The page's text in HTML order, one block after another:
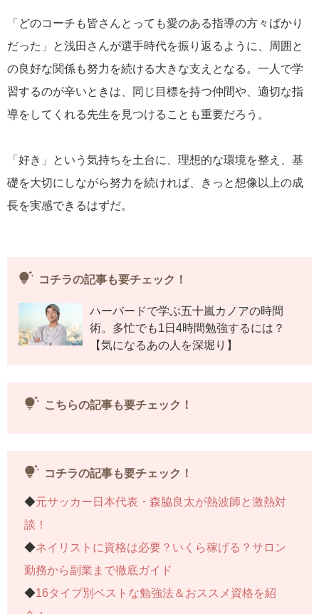
「どのコーチも皆さんとっても愛のある指導の方々ばかり
だった」と浅田さんが選手時代を振り返るように、周囲と
の良好な関係も努力を続ける大きな支えとなる。一人で学
習するのが辛いときは、同じ目標を持つ仲間や、適切な指
導をしてくれる先生を見つけることも重要だろう。
「好き」という気持ちを土台に、理想的な環境を整え、基
礎を大切にしながら努力を続ければ、きっと想像以上の成
長を実感できるはずだ。
tips_and_updates コチラの記事も要チェック！
ハーバードで学ぶ五十嵐カノアの時間
術。多忙でも1日4時間勉強するには？
【気になるあの人を深堀り】
tips_and_updates こちらの記事も要チェック！
tips_and_updates コチラの記事も要チェック！
◆元サッカー日本代表・森脇良太が熱波師と激熱対
談！
◆ネイリストに資格は必要？いくら稼げる？サロン
勤務から副業まで徹底ガイド
◆16タイプ別ベストな勉強法＆おススメ資格を紹